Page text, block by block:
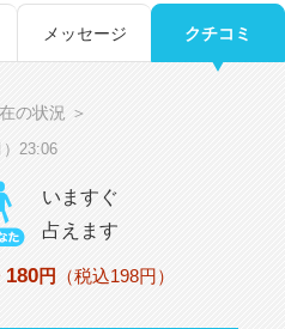
メッセージ クチコミ
の状況 ＞
23:06
いますぐ
占えます
180円 （税込198円）